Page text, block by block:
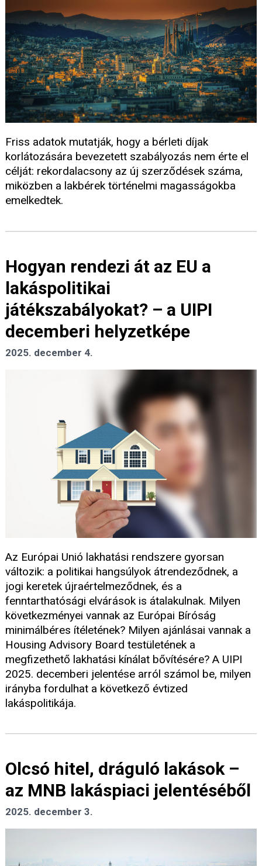
Friss adatok mutatják, hogy a bérleti díjak
korlátozására bevezetett szabályozás nem érte el
célját: rekordalacsony az új szerződések száma,
miközben a lakbérek történelmi magasságokba
emelkedtek.
Hogyan rendezi át az EU a
lakáspolitikai
játékszabályokat? – a UIPI
decemberi helyzetképe
2025. december 4.
Az Európai Unió lakhatási rendszere gyorsan
változik: a politikai hangsúlyok átrendeződnek, a
jogi keretek újraértelmeződnek, és a
fenntarthatósági elvárások is átalakulnak. Milyen
következményei vannak az Európai Bíróság
minimálbéres ítéletének? Milyen ajánlásai vannak a
Housing Advisory Board testületének a
megfizethető lakhatási kínálat bővítésére? A UIPI
2025. decemberi jelentése arról számol be, milyen
irányba fordulhat a következő évtized
lakáspolitikája.
Olcsó hitel, dráguló lakások –
az MNB lakáspiaci jelentéséből
2025. december 3.